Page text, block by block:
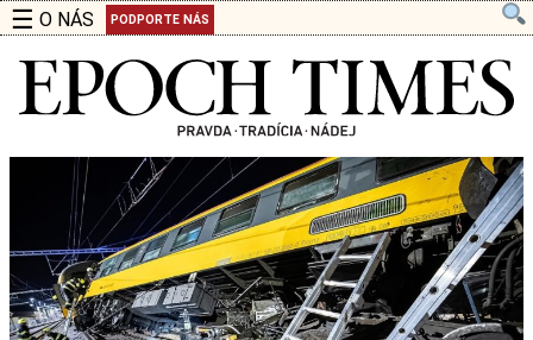
☰ O NÁS PODPORTE NÁS